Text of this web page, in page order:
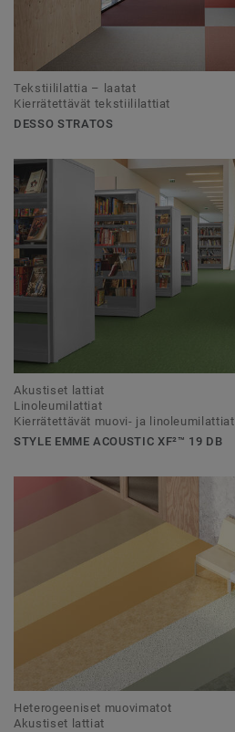
Tekstiililattia – laatat
Kierrätettävät tekstiililattiat
DESSO STRATOS
Akustiset lattiat
Linoleumilattiat
Kierrätettävät muovi- ja linoleumilattiat
STYLE EMME ACOUSTIC XF²™ 19 DB
Heterogeeniset muovimatot
Akustiset lattiat